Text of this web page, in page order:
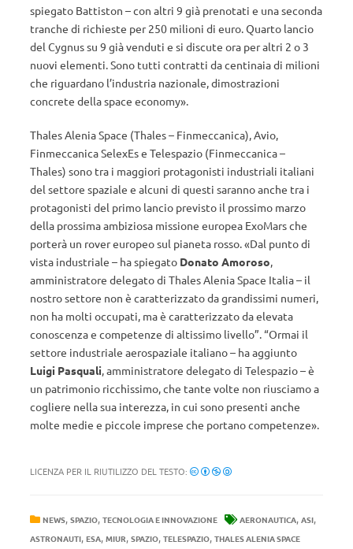
spiegato Battiston – con altri 9 già prenotati e una seconda
tranche di richieste per 250 milioni di euro. Quarto lancio
del Cygnus su 9 già venduti e si discute ora per altri 2 o 3
nuovi elementi. Sono tutti contratti da centinaia di milioni
che riguardano l’industria nazionale, dimostrazioni
concrete della space economy».
Thales Alenia Space (Thales – Finmeccanica), Avio,
Finmeccanica SelexEs e Telespazio (Finmeccanica –
Thales) sono tra i maggiori protagonisti industriali italiani
del settore spaziale e alcuni di questi saranno anche tra i
protagonisti del primo lancio previsto il prossimo marzo
della prossima ambiziosa missione europea ExoMars che
porterà un rover europeo sul pianeta rosso. «Dal punto di
vista industriale – ha spiegato Donato Amoroso,
amministratore delegato di Thales Alenia Space Italia – il
nostro settore non è caratterizzato da grandissimi numeri,
non ha molti occupati, ma è caratterizzato da elevata
conoscenza e competenze di altissimo livello”. “Ormai il
settore industriale aerospaziale italiano – ha aggiunto
Luigi Pasquali, amministratore delegato di Telespazio – è
un patrimonio ricchissimo, che tante volte non riusciamo a
cogliere nella sua interezza, in cui sono presenti anche
molte medie e piccole imprese che portano competenze».
LICENZA PER IL RIUTILIZZO DEL TESTO:
NEWS, SPAZIO, TECNOLOGIA E INNOVAZIONE AERONAUTICA, ASI,
ASTRONAUTI, ESA, MIUR, SPAZIO, TELESPAZIO, THALES ALENIA SPACE